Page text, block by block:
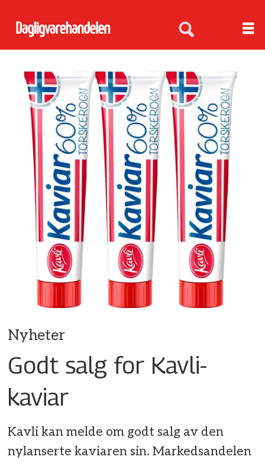
Nyheter
Godt salg for Kavli-
kaviar
Kavli kan melde om godt salg av den
nylanserte kaviaren sin. Markedsandelen